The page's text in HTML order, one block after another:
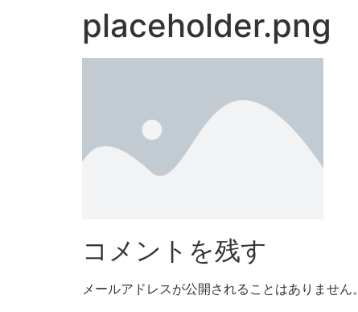
placeholder.png
コメントを残す
メールアドレスが公開されることはありません。